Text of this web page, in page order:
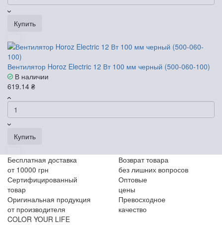
Купить
Вентилятор Horoz Electric 12 Вт 100 мм черный (500-060-100)
В наличии
619.14 ₴
Купить
Бесплатная доставка
от 10000 грн
Возврат товара
без лишних вопросов
Сертифицированный
товар
Оптовые
цены
Оригинальная продукция
от производителя
Превосходное
качество
COLOR YOUR LIFE